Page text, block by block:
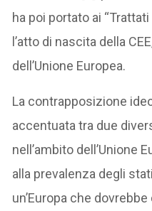
ha poi portato ai
l’atto di nascita della
dell’Unione Europea.
La contrapposizione
accentuata tra due
nell’ambito dell’Unione
alla prevalenza degli
un’Europa che